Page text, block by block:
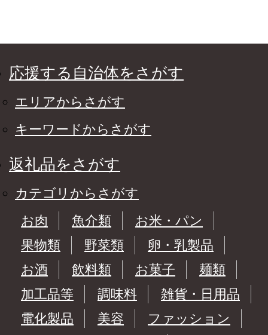
応援する自治体をさがす
エリアからさがす
キーワードからさがす
返礼品をさがす
カテゴリからさがす
お肉
魚介類
お米・パン
果物類
野菜類
卵・乳製品
お酒
飲料類 お菓子
麺類
加工品等
調味料
雑貨・日用品
電化製品
美容
ファッション